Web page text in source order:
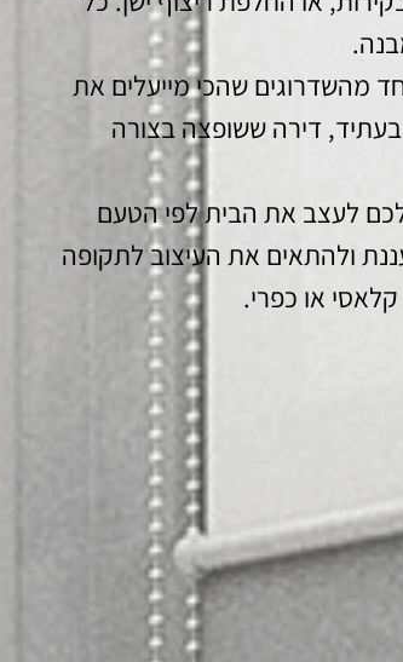
מהשדרוגים שהכי מייעלים את
דירה ששופצה בצורה
לעצב את הבית לפי הטעם
ולהתאים את העיצוב לתקופה
קלאסי או כפרי.